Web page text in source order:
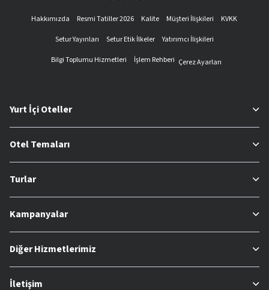
Hakkımızda Resmi Tatiller 2026 Kalite Müşteri İlişkileri
KVKK
Setur Yayınları
Setur Etik İlkeler
Yatırımcı İlişkileri
Bilgi Toplumu Hizmetleri
İşlem Rehberi Çerez Ayarları
Yurt İçi Oteller
Otel Temaları
Turlar
Kampanyalar
Diğer Hizmetlerimiz
İletişim